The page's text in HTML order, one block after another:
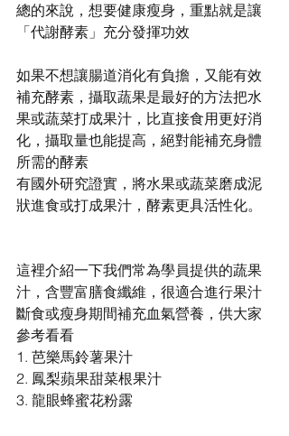
總的來說，想要健康瘦身，重點就是讓
「代謝酵素」充分發揮功效
如果不想讓腸道消化有負擔，又能有效
補充酵素，攝取蔬果是最好的方法把水
果或蔬菜打成果汁，比直接食用更好消
化，攝取量也能提高，絕對能補充身體
所需的酵素
有國外研究證實，將水果或蔬菜磨成泥
狀進食或打成果汁，酵素更具活性化。
這裡介紹一下我們常為學員提供的蔬果
汁，含豐富膳食纖維，很適合進行果汁
斷食或瘦身期間補充血氣營養，供大家
參考看看
1. 芭樂馬鈴薯果汁
2. 鳳梨蘋果甜菜根果汁
3. 龍眼蜂蜜花粉露